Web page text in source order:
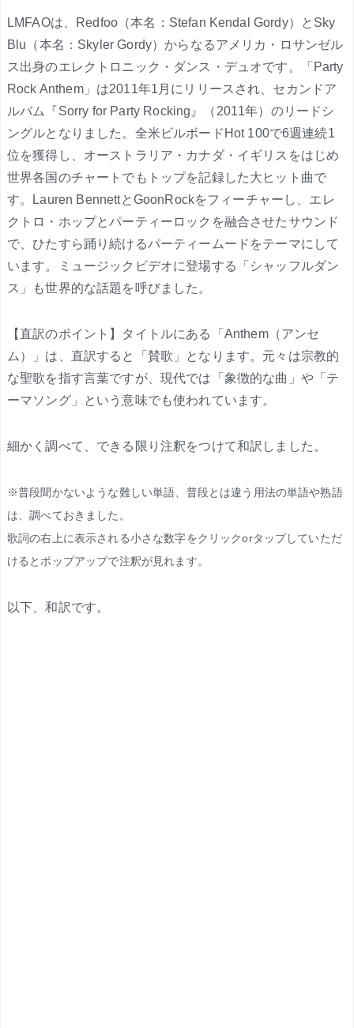
LMFAOは、Redfoo（本名：Stefan Kendal Gordy）とSky
Blu（本名：Skyler Gordy）からなるアメリカ・ロサンゼル
ス出身のエレクトロニック・ダンス・デュオです。「Party
Rock Anthem」は2011年1月にリリースされ、セカンドア
ルバム『Sorry for Party Rocking』（2011年）のリードシ
ングルとなりました。全米ビルボードHot 100で6週連続1
位を獲得し、オーストラリア・カナダ・イギリスをはじめ
世界各国のチャートでもトップを記録した大ヒット曲で
す。Lauren BennettとGoonRockをフィーチャーし、エレ
クトロ・ホップとパーティーロックを融合させたサウンド
で、ひたすら踊り続けるパーティームードをテーマにして
います。ミュージックビデオに登場する「シャッフルダン
ス」も世界的な話題を呼びました。
【直訳のポイント】タイトルにある「Anthem（アンセ
ム）」は、直訳すると「賛歌」となります。元々は宗教的
な聖歌を指す言葉ですが、現代では「象徴的な曲」や「テ
ーマソング」という意味でも使われています。
細かく調べて、できる限り注釈をつけて和訳しました。
※普段聞かないような難しい単語、普段とは違う用法の単語や熟語
は、調べておきました。
歌詞の右上に表示される小さな数字をクリックorタップしていただ
けるとポップアップで注釈が見れます。
以下、和訳です。